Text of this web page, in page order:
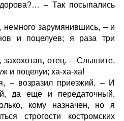
– Так посыпались
немного зарумянившись, – и
и поцелуев; я раза три
захохотав, отец. – Слышите,
и поцелуи; ха-ха-ха!
– возразил приезжий. – И
да еще и передаточный,
кому назначен, но я
строгости костромских